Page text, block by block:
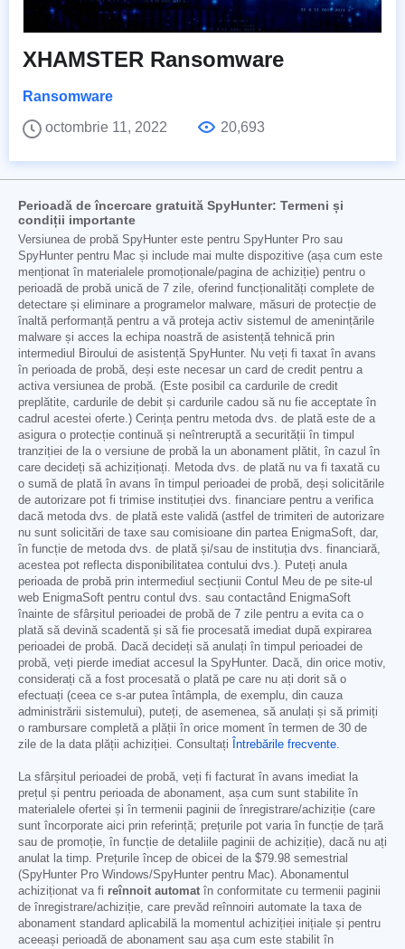
XHAMSTER Ransomware
Ransomware
octombrie 11, 2022
20,693
Perioadă de încercare gratuită SpyHunter: Termeni și
condiții importante
Versiunea de probă SpyHunter este pentru SpyHunter Pro sau
SpyHunter pentru Mac și include mai multe dispozitive (așa cum este
menționat în materialele promoționale/pagina de achiziție) pentru o
perioadă de probă unică de 7 zile, oferind funcționalități complete de
detectare și eliminare a programelor malware, măsuri de protecție de
înaltă performanță pentru a vă proteja activ sistemul de amenințările
malware și acces la echipa noastră de asistență tehnică prin
intermediul Biroului de asistență SpyHunter. Nu veți fi taxat în avans
în perioada de probă, deși este necesar un card de credit pentru a
activa versiunea de probă. (Este posibil ca cardurile de credit
preplătite, cardurile de debit și cardurile cadou să nu fie acceptate în
cadrul acestei oferte.) Cerința pentru metoda dvs. de plată este de a
asigura o protecție continuă și neîntreruptă a securității în timpul
tranziției de la o versiune de probă la un abonament plătit, în cazul în
care decideți să achiziționați. Metoda dvs. de plată nu va fi taxată cu
o sumă de plată în avans în timpul perioadei de probă, deși solicitările
de autorizare pot fi trimise instituției dvs. financiare pentru a verifica
dacă metoda dvs. de plată este validă (astfel de trimiteri de autorizare
nu sunt solicitări de taxe sau comisioane din partea EnigmaSoft, dar,
în funcție de metoda dvs. de plată și/sau de instituția dvs. financiară,
acestea pot reflecta disponibilitatea contului dvs.). Puteți anula
perioada de probă prin intermediul secțiunii Contul Meu de pe site-ul
web EnigmaSoft pentru contul dvs. sau contactând EnigmaSoft
înainte de sfârșitul perioadei de probă de 7 zile pentru a evita ca o
plată să devină scadentă și să fie procesată imediat după expirarea
perioadei de probă. Dacă decideți să anulați în timpul perioadei de
probă, veți pierde imediat accesul la SpyHunter. Dacă, din orice motiv,
considerați că a fost procesată o plată pe care nu ați dorit să o
efectuați (ceea ce s-ar putea întâmpla, de exemplu, din cauza
administrării sistemului), puteți, de asemenea, să anulați și să primiți
o rambursare completă a plății în orice moment în termen de 30 de
zile de la data plății achiziției. Consultați
Întrebările frecvente.
La sfârșitul perioadei de probă, veți fi facturat în avans imediat la
prețul și pentru perioada de abonament, așa cum sunt stabilite în
materialele ofertei și în termenii paginii de înregistrare/achiziție (care
sunt încorporate aici prin referință; prețurile pot varia în funcție de țară
sau de promoție, în funcție de detaliile paginii de achiziție), dacă nu ați
anulat la timp. Prețurile încep de obicei de la $79.98 semestrial
(SpyHunter Pro Windows/SpyHunter pentru Mac). Abonamentul
achiziționat va fi reînnoit automat în conformitate cu termenii paginii
de înregistrare/achiziție, care prevăd reînnoiri automate la taxa de
abonament standard aplicabilă la momentul achiziției inițiale și pentru
aceeași perioadă de abonament sau așa cum este stabilit în